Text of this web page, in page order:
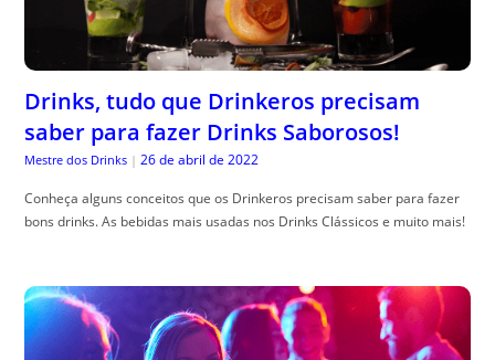
Drinks, tudo que Drinkeros precisam
saber para fazer Drinks Saborosos!
Mestre dos Drinks | 26 de abril de 2022
Conheça alguns conceitos que os Drinkeros precisam saber para fazer
bons drinks. As bebidas mais usadas nos Drinks Clássicos e muito mais!